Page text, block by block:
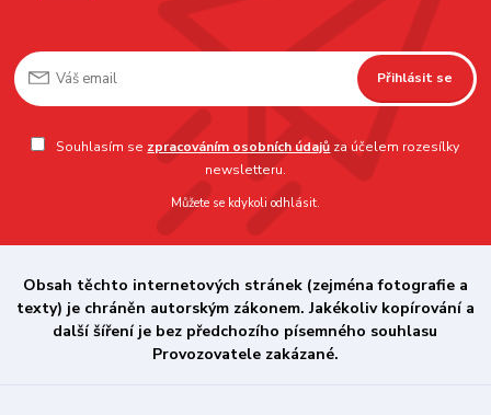
Přihlásit se
Souhlasím se zpracováním osobních údajů za účelem rozesílky
newsletteru.
Můžete se kdykoli odhlásit.
Obsah těchto internetových stránek (zejména fotografie a
texty) je chráněn autorským zákonem. Jakékoliv kopírování a
další šíření je bez předchozího písemného souhlasu
Provozovatele zakázané.